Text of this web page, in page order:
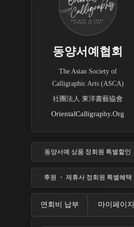
동양서예협회
The Asian Society of
Calligraphic Arts (ASCA)
社團法人 東洋書藝協會
OrientalCalligraphy.Org
동양서예 상품 정회원 특별할인
후원 ・ 제휴사 정회원 특별혜택
연회비 납부 마이페이지